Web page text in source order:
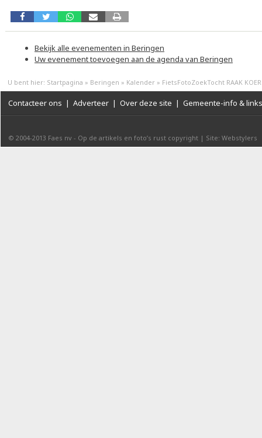
Bekijk alle evenementen in Beringen
Uw evenement toevoegen aan de agenda van Beringen
U bent hier: Startpagina » Beringen » Kalender » FietsFotoZoekTocht RAAK
Contacteer ons | Adverteer | Over deze site | Gemeente-info & links
© 2004-2013 Faes nv - Op de artikels en foto’s rust copyright | Site: Webstylers